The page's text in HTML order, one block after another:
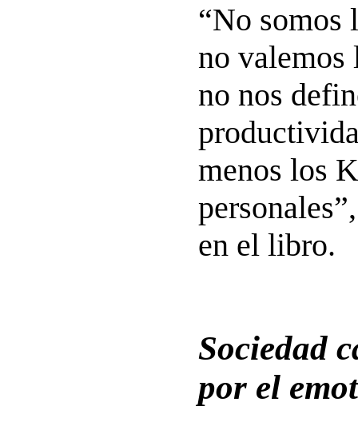
“No somos
no valemos
no nos
menos los
en el libro.
Sociedad
por el